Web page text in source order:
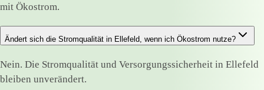
mit Ökostrom.
Ändert sich die Stromqualität in Ellefeld, wenn ich Ökostrom nutze?
Nein. Die Stromqualität und Versorgungssicherheit in Ellefeld
bleiben unverändert.